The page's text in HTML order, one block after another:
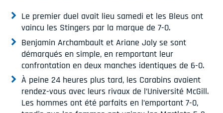
Le premier duel avait lieu samedi et les Bleus ont
vaincu les Stingers par la marque de 7-0.
Benjamin Archambault et Ariane Joly se sont
démarqués en simple, en remportant leur
confrontation en deux manches identiques de 6-0.
À peine 24 heures plus tard, les Carabins avaient
rendez-vous avec leurs rivaux de l’Université McGill.
Les hommes ont été parfaits en l’emportant 7-0,